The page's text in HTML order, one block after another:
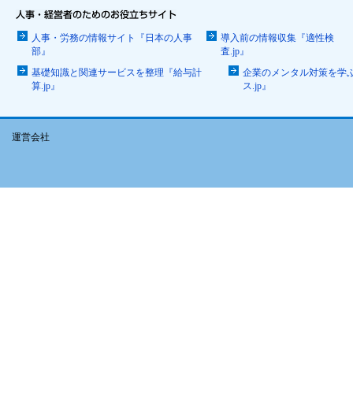
人事・労務の情報サイト『日本の人事
部』
導入前の情報収集『適性検
査.jp』
基礎知識と関連サービスを整理『給与計
算.jp』
企業のメンタル対策を学
ス.jp』
運営会社